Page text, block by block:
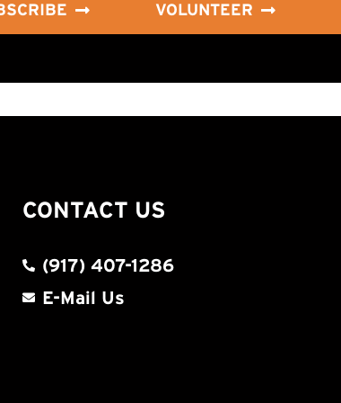
VOLUNTEER
CONTACT US
(917) 407-1286
E-Mail Us